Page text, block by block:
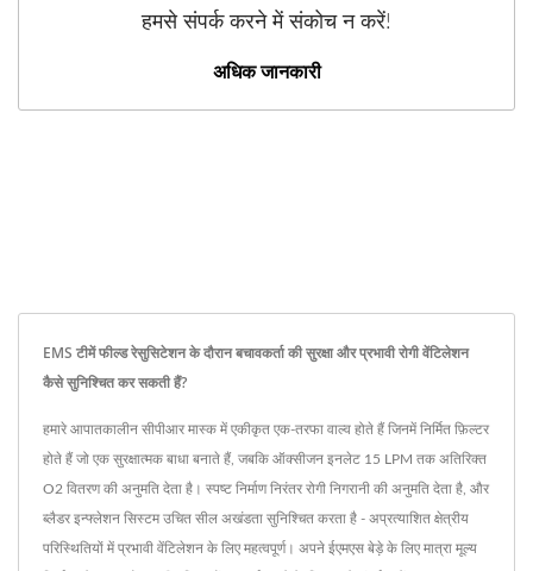
हमसे संपर्क करने में संकोच न करें!
अधिक जानकारी
EMS टीमें फील्ड रेसुसिटेशन के दौरान बचावकर्ता की सुरक्षा और प्रभावी रोगी वेंटिलेशन
कैसे सुनिश्चित कर सकती हैं?
हमारे आपातकालीन सीपीआर मास्क में एकीकृत एक-तरफा वाल्व होते हैं जिनमें निर्मित फ़िल्टर
होते हैं जो एक सुरक्षात्मक बाधा बनाते हैं, जबकि ऑक्सीजन इनलेट 15 LPM तक अतिरिक्त
O2 वितरण की अनुमति देता है। स्पष्ट निर्माण निरंतर रोगी निगरानी की अनुमति देता है, और
ब्लैडर इन्फ्लेशन सिस्टम उचित सील अखंडता सुनिश्चित करता है - अप्रत्याशित क्षेत्रीय
परिस्थितियों में प्रभावी वेंटिलेशन के लिए महत्वपूर्ण। अपने ईएमएस बेड़े के लिए मात्रा मूल्य